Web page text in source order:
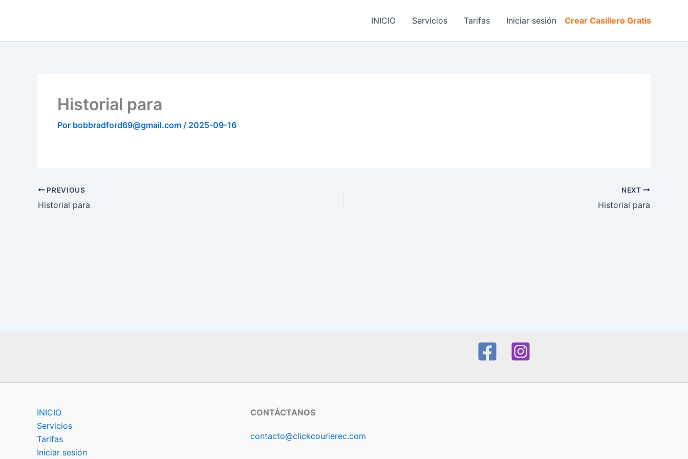
INICIO Servicios Tarifas Iniciar sesión Crear Casillero Gratis
Historial para
Por bobbradford69@gmail.com / 2025-09-16
PREVIOUS
Historial para
NEXT
Historial para
INICIO
Servicios
Tarifas
Iniciar sesión
CONTÁCTANOS
contacto@clickcourierec.com